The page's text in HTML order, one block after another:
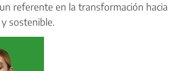
referente en la transformación hacia
sostenible.